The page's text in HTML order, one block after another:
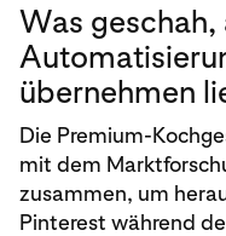
Was geschah,
übernehmen
Die Premium-
mit dem
zusammen, um
Pinterest während